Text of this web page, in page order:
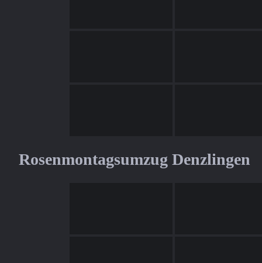
Rosenmontagsumzug Denzlingen